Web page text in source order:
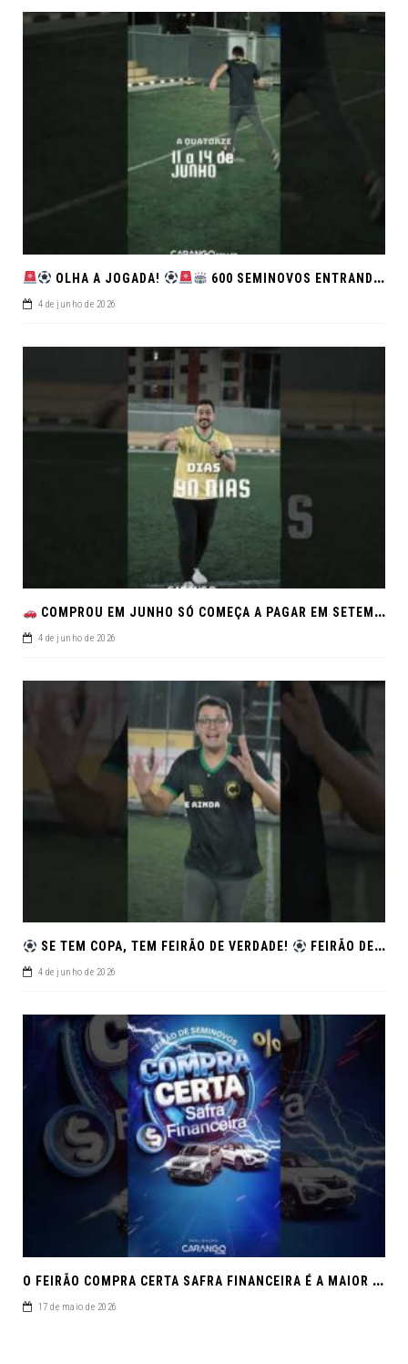
OLHA A JOGADA! 600 SEMINOVOS ENTRANDO EM CAMPO NO FEIRÃO DE VERDADE!
4 de junho de 2026
COMPROU EM JUNHO SÓ COMEÇA A PAGAR EM SETEMBRO!NO FEIRÃO DE VERDADE EM ARACJU
4 de junho de 2026
SE TEM COPA, TEM FEIRÃO DE VERDADE! FEIRÃO DE SEMINOVOS EM ALTA – ARACAJU
4 de junho de 2026
O
FEIRÃO COMPRA CERTA SAFRA FINANCEIRA É A MAIOR REUNIÃO DE SEMINOVOS DE MACEIÓ EM 2026.
17 de maio de 2026